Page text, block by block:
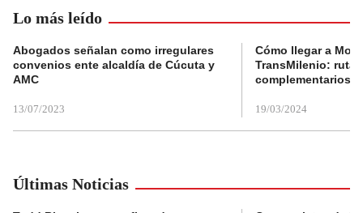
Lo más leído
Abogados señalan como irregulares
convenios ente alcaldía de Cúcuta y
AMC
13/07/2023
Cómo llegar a
TransMilenio:
complementarios
19/03/2024
Últimas Noticias